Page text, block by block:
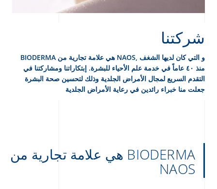
شركتنا
BIODERMA هي علامة تجارية من NAOS, و التي كان لديها الشغف
منذ ٤٠ عاماً في خدمة علم الأحياء للبشرة. إبتكاراتنا ومشاركتنا في
التقدم السريع لمجال الأمراض الجلدية وذلك لتحسين صحة البشرة
جعلت منا خبراء رائدين في رعاية الأمراض الجلدية
BIODERMA هي علامة تجارية من
NAOS